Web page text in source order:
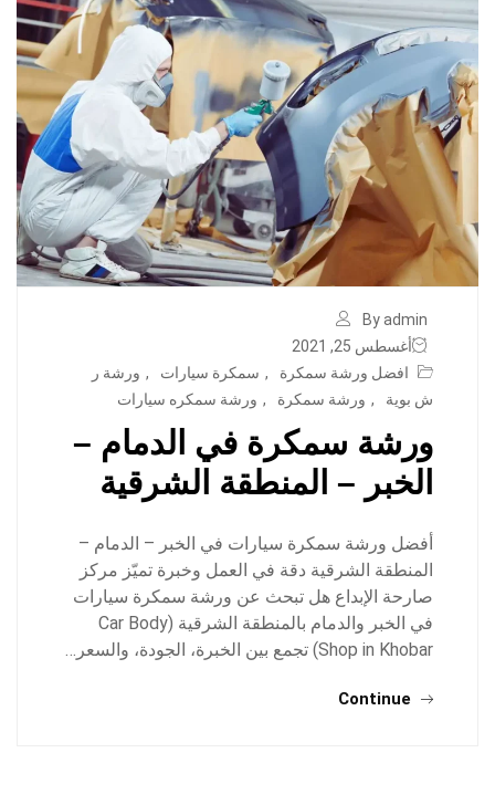
By admin
أغسطس 25, 2021
افضل ورشة سمكرة
, سمكرة سيارات , ورشة ر
ش بوية
, ورشة سمكرة , ورشة سمكره سيارات
ورشة سمكرة في الدمام –
الخبر – المنطقة الشرقية
أفضل ورشة سمكرة سيارات في الخبر – الدمام –
المنطقة الشرقية دقة في العمل وخبرة تميّز مركز
صارحة الإبداع هل تبحث عن ورشة سمكرة سيارات
في الخبر والدمام بالمنطقة الشرقية (Car Body
Shop in Khobar) تجمع بين الخبرة، الجودة، والسعر…
Continue